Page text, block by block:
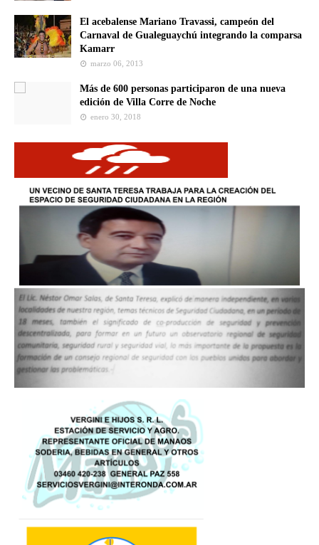
El acebalense Mariano Travassi, campeón del
Carnaval de Gualeguaychú integrando la comparsa
Kamarr
marzo 06, 2013
Más de 600 personas participaron de una nueva
edición de Villa Corre de Noche
enero 30, 2018